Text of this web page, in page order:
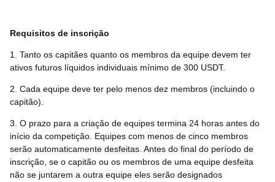
Requisitos de inscrição
1. Tanto os capitães quanto os membros da equipe devem ter
ativos futuros líquidos individuais mínimo de 300 USDT.
2. Cada equipe deve ter pelo menos dez membros (incluindo o
capitão).
3. O prazo para a criação de equipes termina 24 horas antes do
início da competição. Equipes com menos de cinco membros
serão automaticamente desfeitas. Antes do final do período de
inscrição, se o capitão ou os membros de uma equipe desfeita
não se juntarem a outra equipe eles serão designados